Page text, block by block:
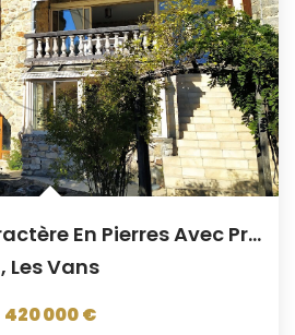
Propriété De Caractère En Pierres Avec Prestations Haut De...
, Les Vans
420 000 €